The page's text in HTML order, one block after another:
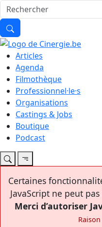
Articles
Agenda
Filmothèque
Professionnel·le·s
Organisations
Castings & Jobs
Boutique
Podcast
Certaines
JavaScript ne peut
Merci d’autoriser